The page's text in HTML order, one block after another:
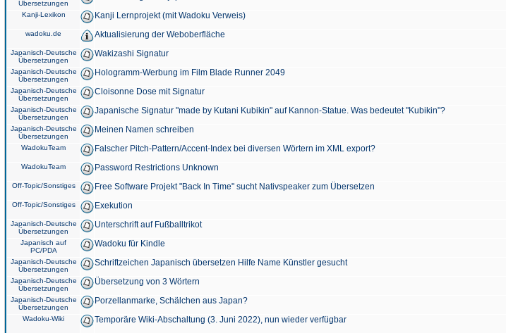
Übersetzungen
Kanji-Lexikon Kanji Lernprojekt (mit Wadoku Verweis)
wadoku.de Aktualisierung der Weboberfläche
Japanisch-Deutsche
Übersetzungen
Wakizashi Signatur
Japanisch-Deutsche
Übersetzungen
Hologramm-Werbung im Film Blade Runner 2049
Japanisch-Deutsche
Übersetzungen
Cloisonne Dose mit Signatur
Japanisch-Deutsche
Übersetzungen
Japanische Signatur "made by Kutani Kubikin" auf Kannon-Statue. Was bedeutet "Kubikin"?
Japanisch-Deutsche
Übersetzungen
Meinen Namen schreiben
WadokuTeam Falscher Pitch-Pattern/Accent-Index bei diversen Wörtern im XML export?
WadokuTeam Password Restrictions Unknown
Off-Topic/Sonstiges Free Software Projekt "Back In Time" sucht Nativspeaker zum Übersetzen
Off-Topic/Sonstiges Exekution
Japanisch-Deutsche
Übersetzungen
Unterschrift auf Fußballtrikot
Japanisch auf
PC/PDA
Wadoku für Kindle
Japanisch-Deutsche
Übersetzungen
Schriftzeichen Japanisch übersetzen Hilfe Name Künstler gesucht
Japanisch-Deutsche
Übersetzungen
Übersetzung von 3 Wörtern
Japanisch-Deutsche
Übersetzungen
Porzellanmarke, Schälchen aus Japan?
Wadoku-Wiki Temporäre Wiki-Abschaltung (3. Juni 2022), nun wieder verfügbar